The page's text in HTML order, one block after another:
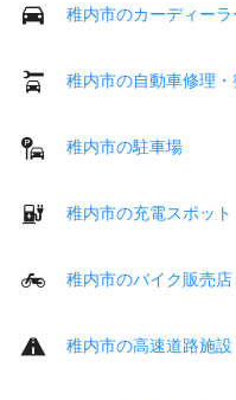
稚内市のカーディーラ
稚内市の自動車修理・
稚内市の駐車場
稚内市の充電スポット
稚内市のバイク販売店
稚内市の高速道路施設